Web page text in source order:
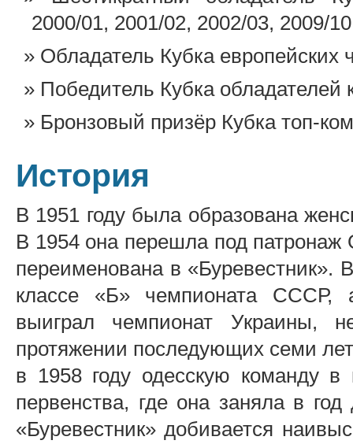
2000/01, 2001/02, 2002/03, 2009/
Обладатель Кубка
Победитель Кубка
Бронзовый призёр Кубка топ-
История
В 1951 году была образована
В 1954 она перешла под патронаж
переименована в «Буревестник».
классе «Б» чемпионата СССР,
выиграл чемпионат Украины,
протяжении последующих семи
в 1958 году одесскую команду в
первенства, где она заняла в
«Буревестник» добивается